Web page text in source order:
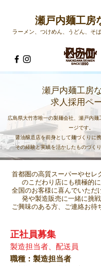
瀬戸内麺工房
ラーメン、つけめん、うどん、そ
瀬戸内麺工房
求人採用ペ
広島県大竹市唯一の製麺会社、瀬戸内
ージです。
醤油醸造店を前身として麺づくりに
その経験と実績を活かしたものづく
首都圏の高質スーパーやセレ
のこだわり店にも積極的に
全国のお客様に喜んでいただ
発や製造販売に一緒に挑
ご興味のある方、ご連絡お待
​正社員募集
製造担当者、配送 ​員
​職種：製造担当者